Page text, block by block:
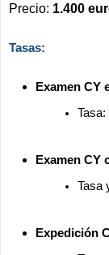
Precio: 1.400
Tasas:
Examen CY
Tasa:
Examen CY
Tasa
Expedición